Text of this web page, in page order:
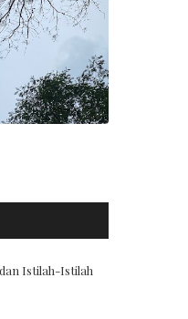
Istilah-Istilah